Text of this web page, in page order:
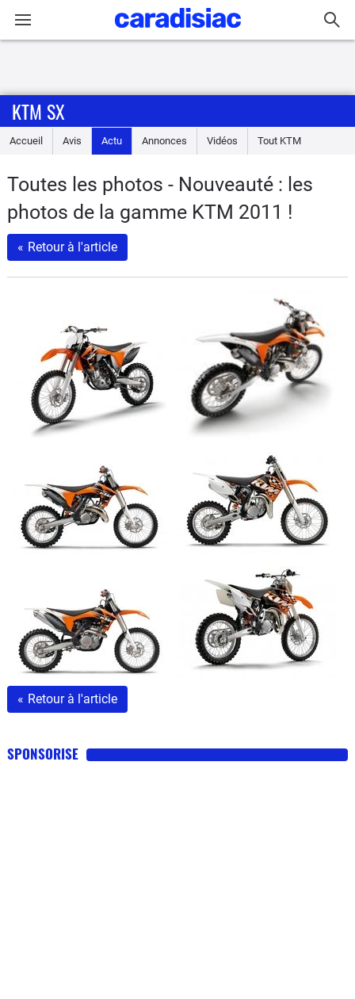
Accueil
Essais
Equipement
Avis
Scooters
125
Marques
Auto
KTM SX
Accueil Avis Actu Annonces Vidéos Tout KTM
Toutes les photos - Nouveauté : les
photos de la gamme KTM 2011 !
« Retour à l'article
« Retour à l'article
SPONSORISE